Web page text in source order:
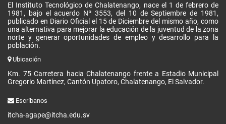
El Instituto Tecnológico de Chalatenango, nace el 1 de febrero de
1981, bajo el acuerdo Nº 3553, del 10 de Septiembre de 1981,
publicado en Diario Oficial el 15 de Diciembre del mismo año, como
una alternativa para mejorar la educación de la juventud de la zona
norte y generar oportunidades de empleo y desarrollo para la
población.
Ubicación
Km. 75 Carretera hacia Chalatenango frente a Estadio Municipal
Gregorio Martínez, Cantón Upatoro, Chalatenango, El Salvador.
Escríbanos
itcha-agape@itcha.edu.sv